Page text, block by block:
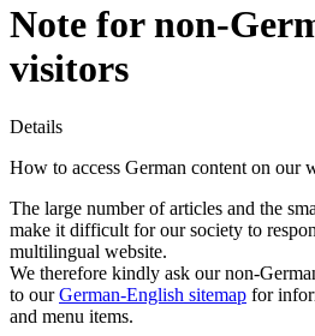
Note for non-
visitors
Details
How to access German content on our
The large number of articles and the
make it difficult for our society to
multilingual website.
We therefore kindly ask our non-
to ourGerman-English sitemap for
and menu items.